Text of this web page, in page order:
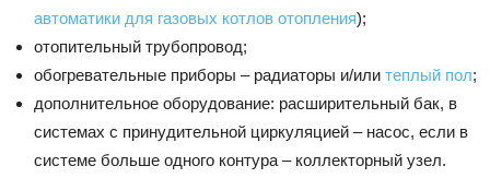
автоматики для газовых котлов отопления);
отопительный трубопровод;
обогревательные приборы – радиаторы и/или теплый пол;
дополнительное оборудование: расширительный бак, в
системах с принудительной циркуляцией – насос, если в
системе больше одного контура – коллекторный узел.